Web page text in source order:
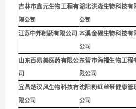
吉林市鑫元生物工程有
限公司
湖北洪森生物科技有
公司
江苏中邦制药有限公司 本溪金砚生物科技有
公司
山东百易美医药有限公
司
东营市海福生物工程
限公司
宜昌楚汉风生物科技有
限公司
沈阳粉红丝带健康管
公司